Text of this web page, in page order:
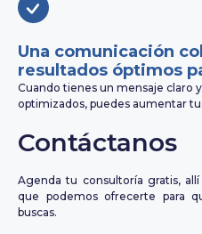
Una comunicación
resultados óptimos
Cuando tienes un mensaje claro
optimizados, puedes aumentar
Contáctanos
Agenda tu consultoría gratis,
que podemos ofrecerte para
buscas.